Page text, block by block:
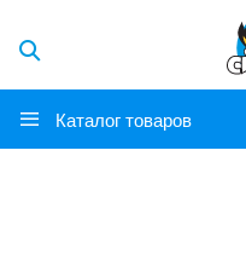
Каталог товаров